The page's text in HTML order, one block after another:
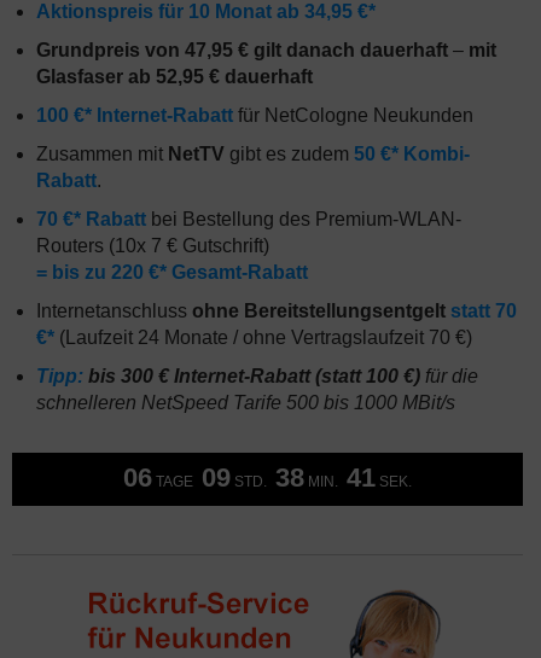
Aktionspreis für 10 Monat ab 34,95 €*
Grundpreis von 47,95 € gilt danach dauerhaft – mit
Glasfaser ab 52,95 € dauerhaft
100 €* Internet-Rabatt für NetCologne Neukunden
Zusammen mit NetTV gibt es zudem 50 €* Kombi-
Rabatt.
70 €* Rabatt bei Bestellung des Premium-WLAN-
Routers (10x 7 € Gutschrift)
= bis zu 220 €* Gesamt-Rabatt
Internetanschluss ohne Bereitstellungsentgelt statt 70
€* (Laufzeit 24 Monate / ohne Vertragslaufzeit 70 €)
Tipp: bis 300 € Internet-Rabatt (statt 100 €) für die
schnelleren NetSpeed Tarife 500 bis 1000 MBit/s
06 TAGE 09 STD. 38 MIN. 40 SEK.